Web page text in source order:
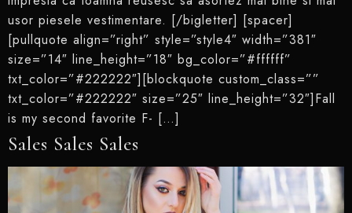
usor piesele vestimentare. [/bigletter] [spacer]
[pullquote align=”right” style=”style4″ width=”381″
size=”14″ line_height=”18″ bg_color=”#ffffff”
txt_color=”#222222″][blockquote custom_class=””
txt_color=”#222222″ size=”25″ line_height=”32″]Fall
is my second favorite F- […]
Sales Sales Sales